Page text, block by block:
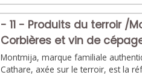
- 11 - Produits du terroir /
Corbières et vin de
Montmija, marque familiale
Cathare, axée sur le terroir, est la